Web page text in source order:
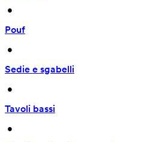
•
Pouf
•
Sedie e sgabelli
•
Tavoli bassi
•